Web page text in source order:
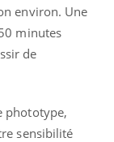
environ. Une
minutes
de
phototype,
sensibilité